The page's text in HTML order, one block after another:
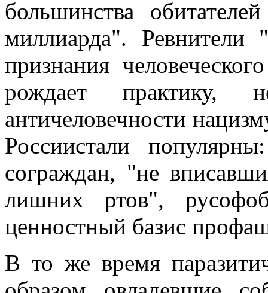
большинства
миллиарда". Ревнители
признания
рождает
античеловечности
Россиистали
сограждан, "не
лишних ртов",
ценностный базис
В то же время